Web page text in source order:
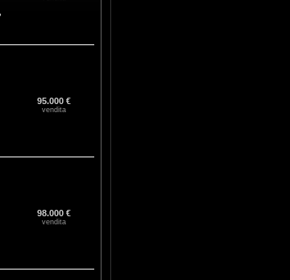
95.000 €
vendita
98.000 €
vendita